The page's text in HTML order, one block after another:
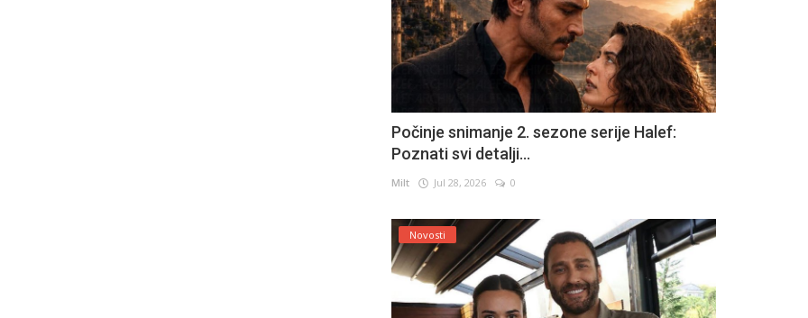
Počinje snimanje 2. sezone serije Halef:
Poznati svi detalji...
Milt Jul 28, 2026 0
Novosti